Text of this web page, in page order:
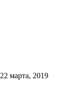
22 марта, 2019